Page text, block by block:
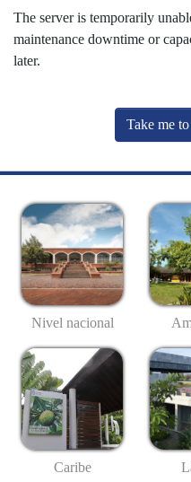
The server is temporarily
maintenance downtime or
later.
Take me
Nivel nacional
Caribe